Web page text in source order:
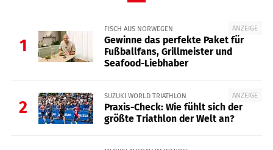
1
ANZEIGE
FISCH AUS NORWEGEN
Gewinne das perfekte Paket für
Fußballfans, Grillmeister und
Seafood-Liebhaber
2
ANZEIGE
SUZUKI WORLD TRIATHLON
Praxis-Check: Wie fühlt sich der
größte Triathlon der Welt an?